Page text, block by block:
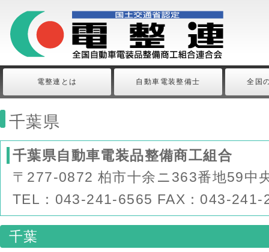
電整連とは 自動車電装整備士 全国
千葉県
千葉県自動車電装品整備商工組合
〒277-0872 柏市十余ニ363番地59中
TEL：043-241-6565 FAX：043-241-
千葉